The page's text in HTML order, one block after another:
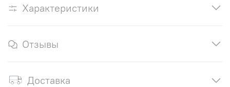
Характеристики
Отзывы
Доставка